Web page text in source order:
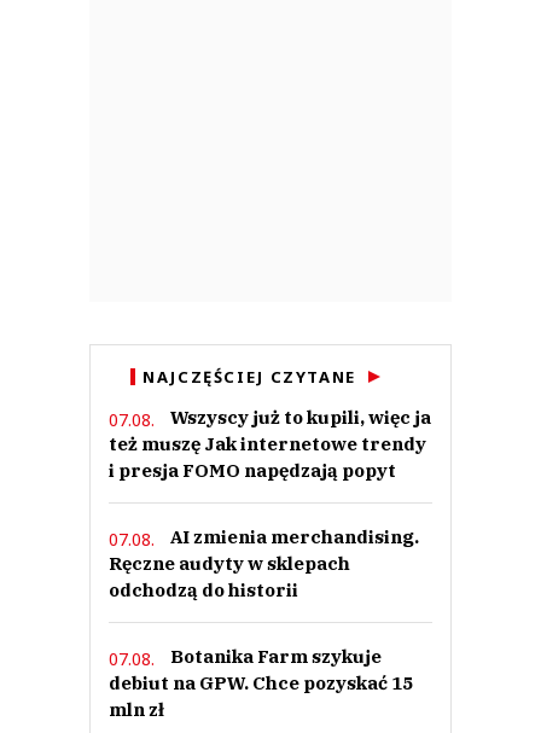
NAJCZĘŚCIEJ CZYTANE
07.08.
Wszyscy już to kupili, więc ja
też muszę Jak internetowe trendy
i presja FOMO napędzają popyt
07.08.
AI zmienia merchandising.
Ręczne audyty w sklepach
odchodzą do historii
07.08.
Botanika Farm szykuje
debiut na GPW. Chce pozyskać 15
mln zł